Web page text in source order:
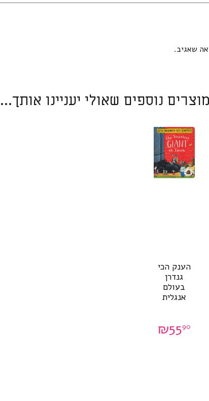
שאגיב.
מוצרים נוספים שאולי יעניינו אותך...
הענק הכי
גנדרן
בעולם
אנגלית
₪5590